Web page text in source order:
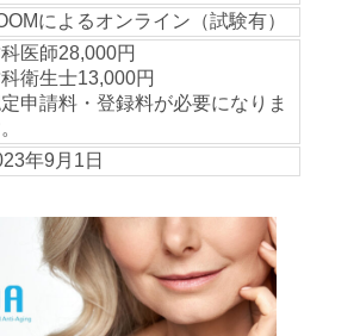
によるオンライン（試験有）
医師28,000円
衛生士13,000円
申請料・登録料が必要になりま
年9月1日